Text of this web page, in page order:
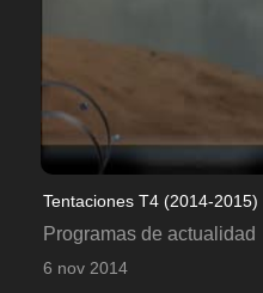
Tentaciones T4 (2014-2015)
Programas de actualidad
6 nov 2014